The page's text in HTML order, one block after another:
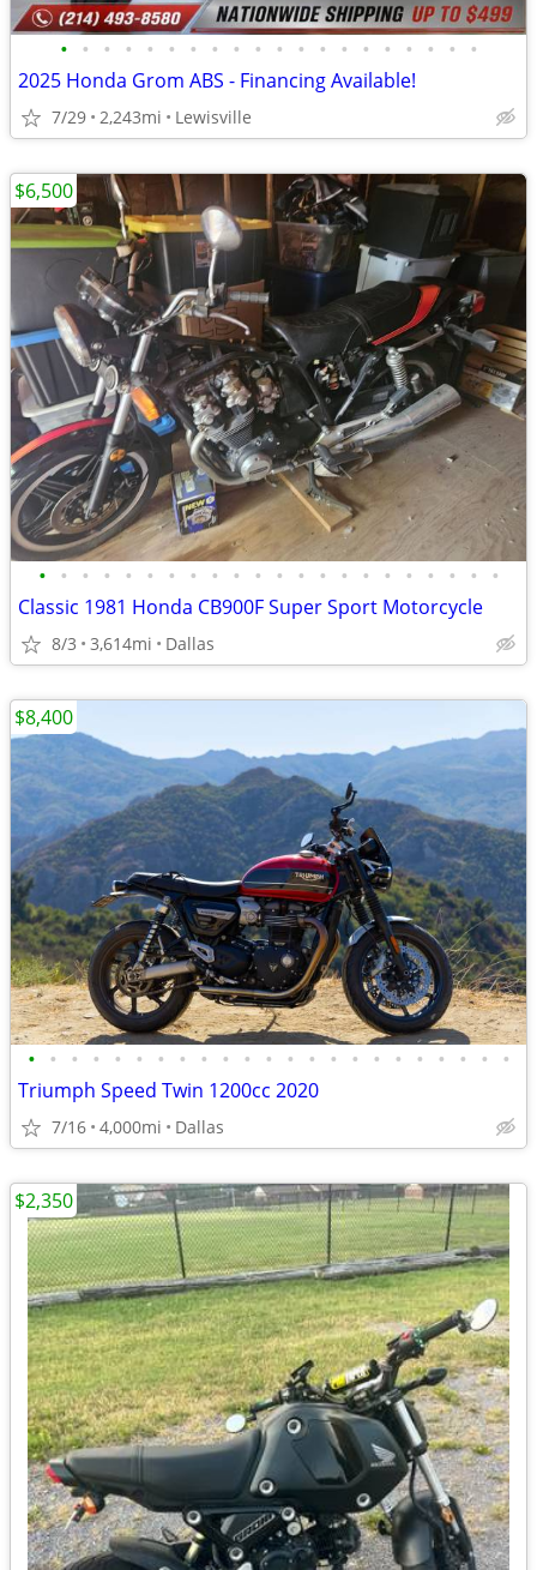
• • • • • • • • • • • • • • • • • • • •
2025 Honda Grom ABS - Financing Available!
7/29 2,243mi Lewisville
• • • • • • • • • • • • • • • • • • • • • •
Classic 1981 Honda CB900F Super Sport Motorcycle
8/3 3,614mi Dallas
$6,500
• • • • • • • • • • • • • • • • • • • • • • •
Triumph Speed Twin 1200cc 2020
7/16 4,000mi Dallas
$8,400
$2,350